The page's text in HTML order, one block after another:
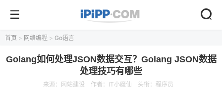
首页 > 网络编程 > Go语言
Golang如何处理JSON数据交互？Golang JSON数据
处理技巧有哪些
来源： 网站建设 作者：IT小魔仙 头衔：程序员